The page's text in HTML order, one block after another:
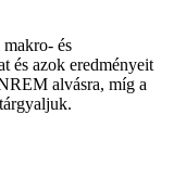
és
és azok eredményeit
alvásra, míg a